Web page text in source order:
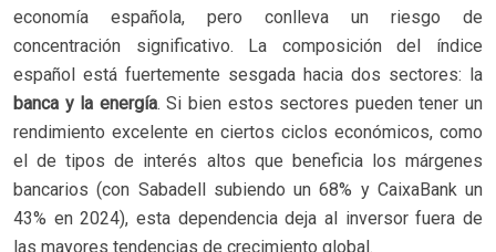
economía española, pero conlleva un riesgo de
concentración significativo. La composición del índice
español está fuertemente sesgada hacia dos sectores: la
banca y la energía. Si bien estos sectores pueden tener un
rendimiento excelente en ciertos ciclos económicos, como
el de tipos de interés altos que beneficia los márgenes
bancarios (con Sabadell subiendo un 68% y CaixaBank un
43% en 2024), esta dependencia deja al inversor fuera de
las mayores tendencias de crecimiento global.